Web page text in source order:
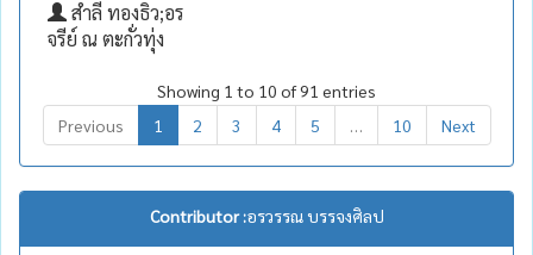
สำลี ทองธิว;อร
จรีย์ ณ ตะกั่วทุ่ง
Showing 1 to 10 of 91 entries
Previous
1 2 3 4 5 10 Next
Contributor :อรวรรณ บรรจงศิลป